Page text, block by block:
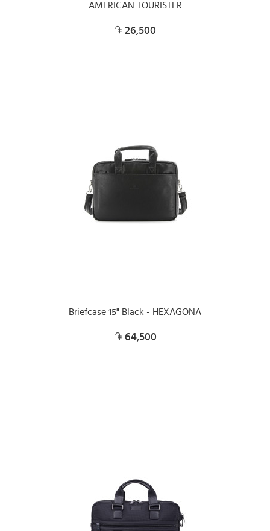
AMERICAN TOURISTER
26,500
Briefcase 15" Black - HEXAGONA
64,500